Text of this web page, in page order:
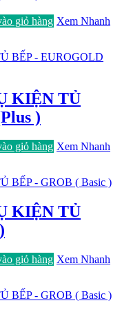
giỏ hàng Xem Nhanh
KIỆN TỦ
)
giỏ hàng Xem Nhanh
KIỆN TỦ
giỏ hàng Xem Nhanh